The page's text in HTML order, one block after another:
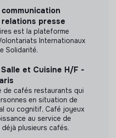
Shift Your Job.
communication
presse
est la plateforme
Internationaux
Solidarité.
et Cuisine H/F -
de cafés restaurants qui
en situation de
ou cognitif, Café joyeux
au service de
plusieurs cafés.